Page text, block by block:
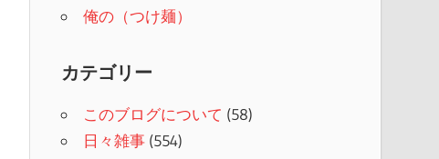
俺の（つけ麺）
カテゴリー
このブログについて (58)
日々雑事 (554)